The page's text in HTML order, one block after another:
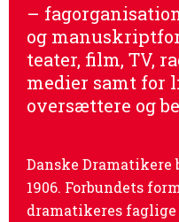
–
og
teater, film, TV,
medier samt for
oversættere og
Danske Dramatikere
1906. Forbundets
dramatikeres